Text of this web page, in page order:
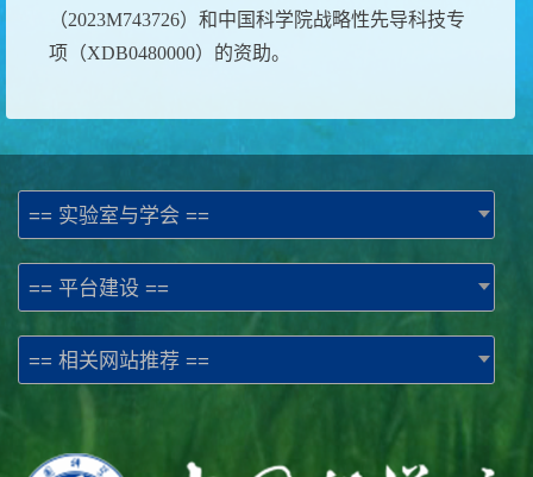
（2023M743726）和中国科学院战略性先导科技专
项（XDB0480000）的资助。
== 实验室与学会 ==
== 平台建设 ==
== 相关网站推荐 ==